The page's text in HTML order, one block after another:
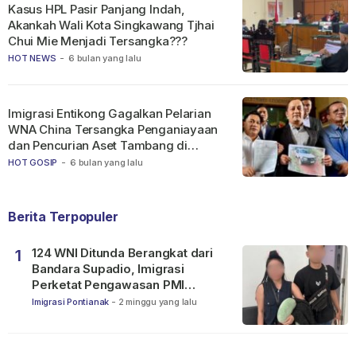
HOT NEWS - 6 bulan yang lalu
Kasus HPL Pasir Panjang Indah,
Akankah Wali Kota Singkawang Tjhai
Chui Mie Menjadi Tersangka???
HOT GOSIP - 6 bulan yang lalu
Imigrasi Entikong Gagalkan Pelarian
WNA China Tersangka Penganiayaan
dan Pencurian Aset Tambang di
Ketapang
Berita Terpopuler
1
124 WNI Ditunda Berangkat dari
Bandara Supadio, Imigrasi
Perketat Pengawasan PMI
Nonprosedural
Imigrasi Pontianak - 2 minggu yang lalu